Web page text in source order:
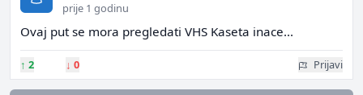
prije 1 godinu
Ovaj put se mora pregledati VHS Kaseta inace...
↑ 2 ↓ 0 Prijavi